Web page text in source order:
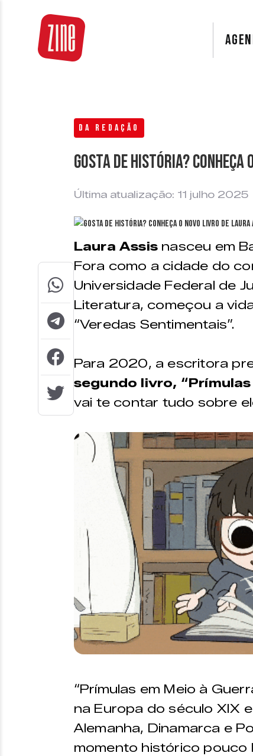
DA REDAÇÃO
Gosta de história?
Última atualização: 11 julho 2025
Laura Assis nasceu em
Fora como a cidade do
Universidade Federal de
Literatura, começou a
“Veredas Sentimentais”.
Para 2020, a escritora
segundo livro,
vai te contar tudo sobre
“Prímulas em Meio à
na Europa do século XIX
Alemanha, Dinamarca e
momento histórico pouco